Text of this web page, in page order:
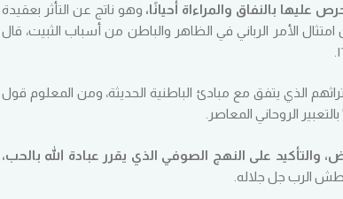
وهو ناتج عن التأثر بعقيدة
الأمر الرباني في الظاهر والباطن من أسباب الثبيت، قال
الذي يتفق مع مبادئ الباطنية الحديثة، ومن المعلوم قول
الروحاني المعاصر.
الرب جل جلاله.